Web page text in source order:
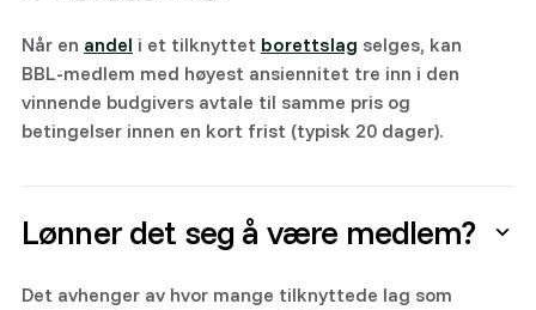
Når en andel i et tilknyttet borettslag selges, kan
BBL-medlem med høyest ansiennitet tre inn i den
vinnende budgivers avtale til samme pris og
betingelser innen en kort frist (typisk 20 dager).
Lønner det seg å være medlem?
Det avhenger av hvor mange tilknyttede lag som